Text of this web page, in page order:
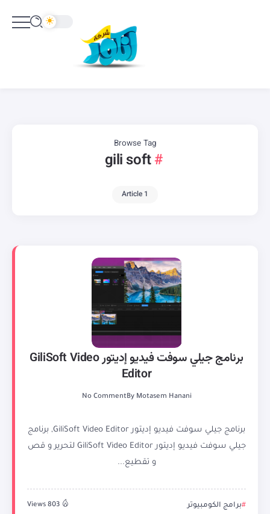
Browse Tag
gili soft
1 Article
برنامج جيلي سوفت فيديو إديتور GiliSoft Video
Editor
By Motasem Hanani
No Comment
برنامج جيلي سوفت فيديو إديتور GiliSoft Video Editor, برنامج
جيلي سوفت فيديو إديتور GiliSoft Video Editor لتحرير و قص
و تقطيع...
برامج الكومبيوتر 803 Views